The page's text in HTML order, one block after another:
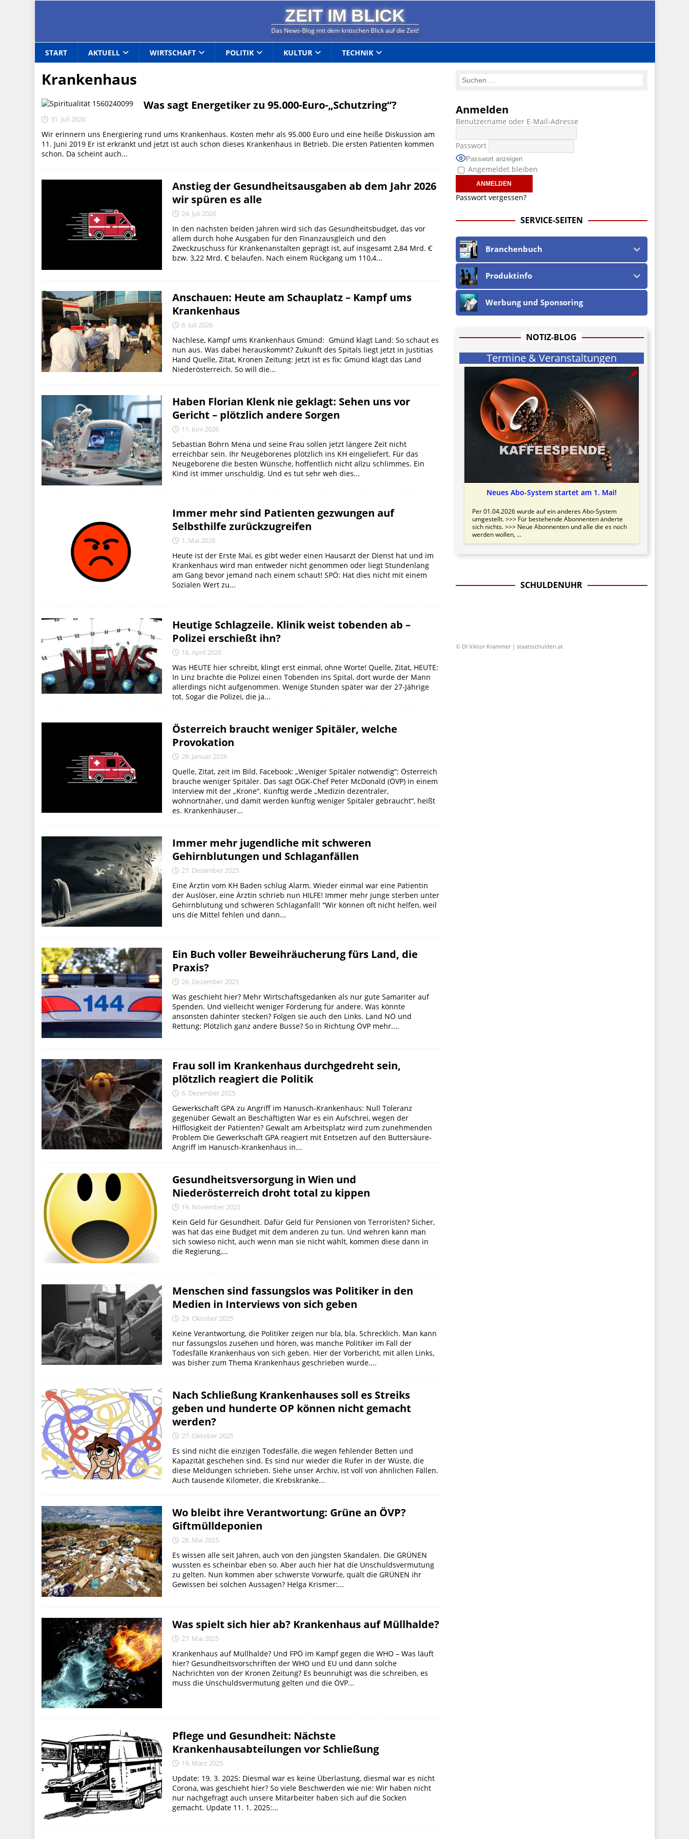
ZEIT IM BLICK
Das News-Blog mit dem kritischen Blick auf die Zeit!
START AKTUELL WIRTSCHAFT POLITIK KULTUR TECHNIK
Krankenhaus
Was sagt Energetiker zu 95.000-Euro-„Schutzring“?
31. Juli 2026
Wir erinnern uns Energiering rund ums Krankenhaus. Kosten mehr als 95.000 Euro und eine heiße Diskussion am
11. Juni 2019 Er ist erkrankt und jetzt ist auch schon dieses Krankenhaus in Betrieb. Die ersten Patienten kommen
schon. Da scheint auch...
Anstieg der Gesundheitsausgaben ab dem Jahr 2026
wir spüren es alle
24. Juli 2026
In den nächsten beiden Jahren wird sich das Gesundheitsbudget, das vor
allem durch hohe Ausgaben für den Finanzausgleich und den
Zweckzuschuss für Krankenanstalten geprägt ist, auf insgesamt 2,84 Mrd. Ꞓ
bzw. 3,22 Mrd. Ꞓ belaufen. Nach einem Rückgang um 110,4...
Anschauen: Heute am Schauplatz – Kampf ums
Krankenhaus
6. Juli 2026
Nachlese, Kampf ums Krankenhaus Gmünd: Gmünd klagt Land: So schaut es
nun aus. Was dabei herauskommt? Zukunft des Spitals liegt jetzt in Justitias
Hand Quelle, Zitat, Kronen Zeitung: Jetzt ist es fix: Gmünd klagt das Land
Niederösterreich. So will die...
Haben Florian Klenk nie geklagt: Sehen uns vor
Gericht – plötzlich andere Sorgen
11. Juni 2026
Sebastian Bohrn Mena und seine Frau sollen jetzt längere Zeit nicht
erreichbar sein. Ihr Neugeborenes plötzlich ins KH eingeliefert. Für das
Neugeborene die besten Wünsche, hoffentlich nicht allzu schlimmes. Ein
Kind ist immer unschuldig. Und es tut sehr weh dies...
Immer mehr sind Patienten gezwungen auf
Selbsthilfe zurückzugreifen
1. Mai 2026
Heute ist der Erste Mai, es gibt weder einen Hausarzt der Dienst hat und im
Krankenhaus wird man entweder nicht genommen oder liegt Stundenlang
am Gang bevor jemand nach einem schaut! SPÖ: Hat dies nicht mit einem
Sozialen Wert zu...
Heutige Schlagzeile. Klinik weist tobenden ab –
Polizei erschießt ihn?
16. April 2026
Was HEUTE hier schreibt, klingt erst einmal, ohne Worte! Quelle, Zitat, HEUTE:
In Linz brachte die Polizei einen Tobenden ins Spital, dort wurde der Mann
allerdings nicht aufgenommen. Wenige Stunden später war der 27-Jährige
tot. Sogar die Polizei, die ja...
Österreich braucht weniger Spitäler, welche
Provokation
28. Januar 2026
Quelle, Zitat, zeit im Bild, Facebook: „Weniger Spitäler notwendig“: Österreich
brauche weniger Spitäler. Das sagt ÖGK-Chef Peter McDonald (ÖVP) in einem
Interview mit der „Krone“. Künftig werde „Medizin dezentraler,
wohnortnäher, und damit werden künftig weniger Spitäler gebraucht“, heißt
es. Krankenhäuser...
Immer mehr jugendliche mit schweren
Gehirnblutungen und Schlaganfällen
27. Dezember 2025
Eine Ärztin vom KH Baden schlug Alarm. Wieder einmal war eine Patientin
der Auslöser, eine Ärztin schrieb nun HILFE! Immer mehr junge sterben unter
Gehirnblutung und schweren Schlaganfall! “Wir können oft nicht helfen, weil
uns die Mittel fehlen und dann...
Ein Buch voller Beweihräucherung fürs Land, die
Praxis?
26. Dezember 2025
Was geschieht hier? Mehr Wirtschaftsgedanken als nur gute Samariter auf
Spenden. Und vielleicht weniger Förderung für andere. Was könnte
ansonsten dahinter stecken? Folgen sie auch den Links. Land NÖ und
Rettung: Plötzlich ganz andere Busse? So in Richtung ÖVP mehr....
Frau soll im Krankenhaus durchgedreht sein,
plötzlich reagiert die Politik
6. Dezember 2025
Gewerkschaft GPA zu Angriff im Hanusch-Krankenhaus: Null Toleranz
gegenüber Gewalt an Beschäftigten War es ein Aufschrei, wegen der
Hilflosigkeit der Patienten? Gewalt am Arbeitsplatz wird zum zunehmenden
Problem Die Gewerkschaft GPA reagiert mit Entsetzen auf den Buttersäure-
Angriff im Hanusch-Krankenhaus in...
Gesundheitsversorgung in Wien und
Niederösterreich droht total zu kippen
19. November 2025
Kein Geld für Gesundheit. Dafür Geld für Pensionen von Terroristen? Sicher,
was hat das eine Budget mit dem anderen zu tun. Und wehren kann man
sich sowieso nicht, auch wenn man sie nicht wählt, kommen diese dann in
die Regierung,...
Menschen sind fassungslos was Politiker in den
Medien in Interviews von sich geben
29. Oktober 2025
Keine Verantwortung, die Politiker zeigen nur bla, bla. Schrecklich. Man kann
nur fassungslos zusehen und hören, was manche Politiker im Fall der
Todesfälle Krankenhaus von sich geben. Hier der Vorbericht, mit allen Links,
was bisher zum Thema Krankenhaus geschrieben wurde....
Nach Schließung Krankenhauses soll es Streiks
geben und hunderte OP können nicht gemacht
werden?
27. Oktober 2025
Es sind nicht die einzigen Todesfälle, die wegen fehlender Betten und
Kapazität geschehen sind. Es sind nur wieder die Rufer in der Wüste, die
diese Meldungen schrieben. Siehe unser Archiv, ist voll von ähnlichen Fällen.
Auch tausende Kilometer, die Krebskranke...
Wo bleibt ihre Verantwortung: Grüne an ÖVP?
Giftmülldeponien
28. Mai 2025
Es wissen alle seit Jahren, auch von den jüngsten Skandalen. Die GRÜNEN
wussten es scheinbar eben so. Aber auch hier hat die Unschuldsvermutung
zu gelten. Nun kommen aber schwerste Vorwürfe, quält die GRÜNEN ihr
Gewissen bei solchen Aussagen? Helga Krismer:...
Was spielt sich hier ab? Krankenhaus auf Müllhalde?
27. Mai 2025
Krankenhaus auf Müllhalde? Und FPÖ im Kampf gegen die WHO – Was läuft
hier? Gesundheitsvorschriften der WHO und EU und dann solche
Nachrichten von der Kronen Zeitung? Es beunruhigt was die schreiben, es
muss die Unschuldsvermutung gelten und die ÖVP...
Pflege und Gesundheit: Nächste
Krankenhausabteilungen vor Schließung
19. März 2025
Update: 19. 3. 2025: Diesmal war es keine Überlastung, diesmal war es nicht
Corona, was geschieht hier? So viele Beschwerden wie nie: Wir haben nicht
nur nachgefragt auch unsere Mitarbeiter haben sich auf die Socken
gemacht. Update 11. 1. 2025:...
Anmelden
Benutzername oder E-Mail-Adresse
Passwort
Passwort anzeigen
Angemeldet bleiben
Passwort vergessen?
SERVICE-SEITEN
Branchenbuch
Produktinfo
Werbung und Sponsoring
NOTIZ-BLOG
Termine & Veranstaltungen
Neues Abo-System startet am 1. Mai!
Per 01.04.2026 wurde auf ein anderes Abo-System
umgestellt. >>> Für bestehende Abonnenten änderte
sich nichts. >>> Neue Abonnenten und alle die es noch
werden wollen, ...
SCHULDENUHR
© DI Viktor Krammer | staatsschulden.at